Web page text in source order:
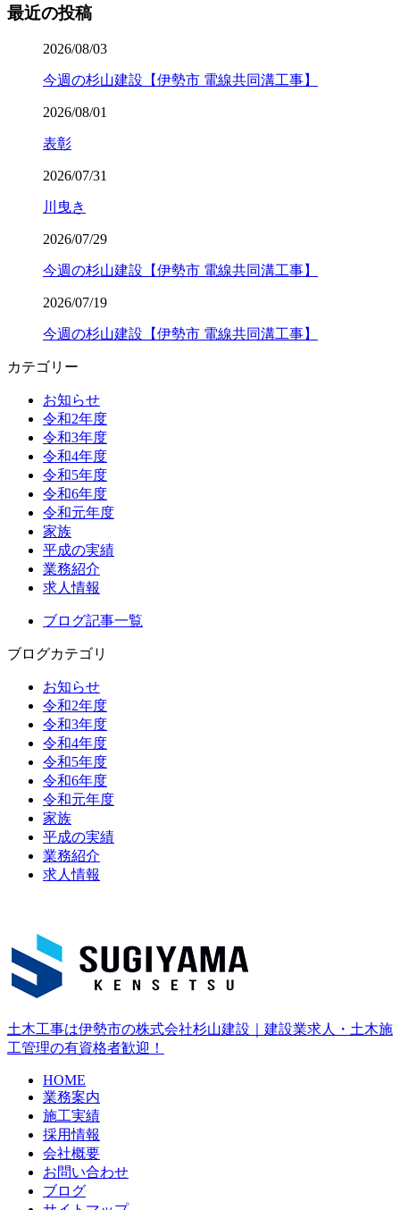
最近の投稿
2026/08/03
今週の杉山建設【伊勢市 電線共同溝工事】
2026/08/01
表彰
2026/07/31
川曳き
2026/07/29
今週の杉山建設【伊勢市 電線共同溝工事】
2026/07/19
今週の杉山建設【伊勢市 電線共同溝工事】
カテゴリー
お知らせ
令和2年度
令和3年度
令和4年度
令和5年度
令和6年度
令和元年度
家族
平成の実績
業務紹介
求人情報
ブログ記事一覧
ブログカテゴリ
お知らせ
令和2年度
令和3年度
令和4年度
令和5年度
令和6年度
令和元年度
家族
平成の実績
業務紹介
求人情報
土木工事は伊勢市の株式会社杉山建設｜建設業求人・土木施
工管理の有資格者歓迎！
HOME
業務案内
施工実績
採用情報
会社概要
お問い合わせ
ブログ